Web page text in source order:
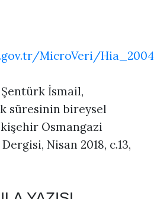
MicroVeri/
İsmail,
süresinin bireysel
Osmangazi
Nisan 2018, c.13,